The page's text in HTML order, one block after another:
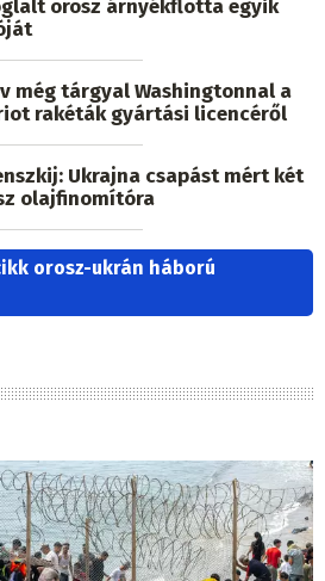
orosz árnyékflotta egyik
még tárgyal Washingtonnal a
rakéták gyártási licencéről
Ukrajna csapást mért két
olajfinomítóra
orosz-ukrán háború